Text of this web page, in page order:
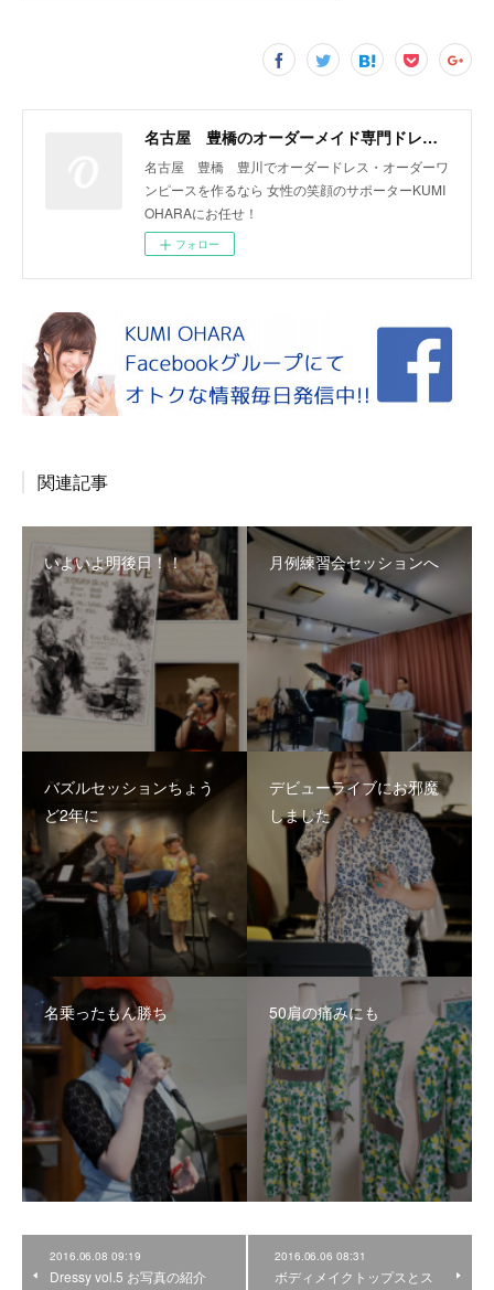
名古屋 豊橋のオーダーメイド専門ドレスデザイナー KUMI OHARA
名古屋 豊橋 豊川でオーダードレス・オーダーワ
ンピースを作るなら 女性の笑顔のサポーターKUMI
OHARAにお任せ！
フォロー
関連記事
いよいよ明後日！！ 月例練習会セッションへ
バズルセッションちょう
ど2年に
デビューライブにお邪魔
しました
名乗ったもん勝ち 50肩の痛みにも
2016.06.08 09:19
Dressy vol.5 お写真の紹介
2016.06.06 08:31
ボディメイクトップスとス